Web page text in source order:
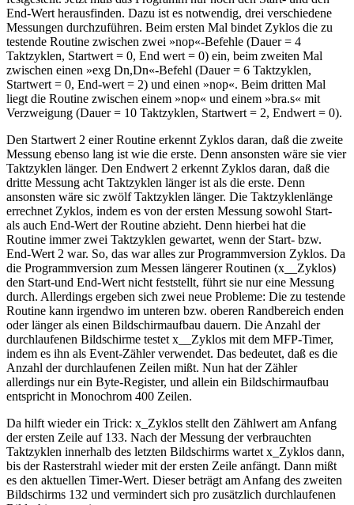
End-Wert herausfinden. Dazu ist es notwendig, drei verschiedene
Messungen durchzuführen. Beim ersten Mal bindet Zyklos die zu
testende Routine zwischen zwei »nop«-Befehle (Dauer = 4
Taktzyklen, Startwert = 0, End wert = 0) ein, beim zweiten Mal
zwischen einen »exg Dn,Dn«-Befehl (Dauer = 6 Taktzyklen,
Startwert = 0, End-wert = 2) und einen »nop«. Beim dritten Mal
liegt die Routine zwischen einem »nop« und einem »bra.s« mit
Verzweigung (Dauer = 10 Taktzyklen, Startwert = 2, Endwert = 0).
Den Startwert 2 einer Routine erkennt Zyklos daran, daß die zweite
Messung ebenso lang ist wie die erste. Denn ansonsten wäre sie vier
Taktzyklen länger. Den Endwert 2 erkennt Zyklos daran, daß die
dritte Messung acht Taktzyklen länger ist als die erste. Denn
ansonsten wäre sic zwölf Taktzyklen länger. Die Taktzyklenlänge
errechnet Zyklos, indem es von der ersten Messung sowohl Start-
als auch End-Wert der Routine abzieht. Denn hierbei hat die
Routine immer zwei Taktzyklen gewartet, wenn der Start- bzw.
End-Wert 2 war. So, das war alles zur Programmversion Zyklos. Da
die Programmversion zum Messen längerer Routinen (x__Zyklos)
den Start-und End-Wert nicht feststellt, führt sie nur eine Messung
durch. Allerdings ergeben sich zwei neue Probleme: Die zu testende
Routine kann irgendwo im unteren bzw. oberen Randbereich enden
oder länger als einen Bildschirmaufbau dauern. Die Anzahl der
durchlaufenen Bildschirme testet x__Zyklos mit dem MFP-Timer,
indem es ihn als Event-Zähler verwendet. Das bedeutet, daß es die
Anzahl der durchlaufenen Zeilen mißt. Nun hat der Zähler
allerdings nur ein Byte-Register, und allein ein Bildschirmaufbau
entspricht in Monochrom 400 Zeilen.
Da hilft wieder ein Trick: x_Zyklos stellt den Zählwert am Anfang
der ersten Zeile auf 133. Nach der Messung der verbrauchten
Taktzyklen innerhalb des letzten Bildschirms wartet x_Zyklos dann,
bis der Rasterstrahl wieder mit der ersten Zeile anfängt. Dann mißt
es den aktuellen Timer-Wert. Dieser beträgt am Anfang des zweiten
Bildschirms 132 und vermindert sich pro zusätzlich durchlaufenen